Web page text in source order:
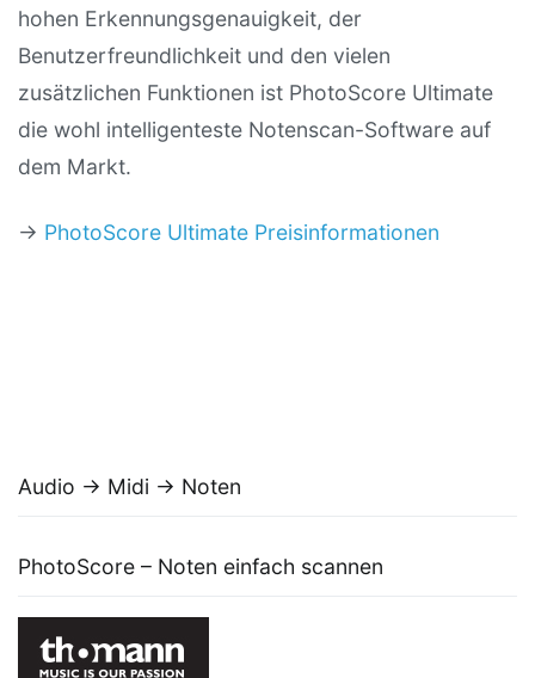
hohen Erkennungsgenauigkeit, der
Benutzerfreundlichkeit und den vielen
zusätzlichen Funktionen ist PhotoScore Ultimate
die wohl intelligenteste Notenscan-Software auf
dem Markt.
→ PhotoScore Ultimate Preisinformationen
Audio → Midi → Noten
PhotoScore – Noten einfach scannen